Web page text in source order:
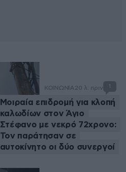
ΚΟΙΝΩΝΙΑ 20 λ. πριν 1
Μοιραία επιδρομή για κλοπή
καλωδίων στον Άγιο
Στέφανο με νεκρό 72χρονο:
Τον παράτησαν σε
αυτοκίνητο οι δύο συνεργοί